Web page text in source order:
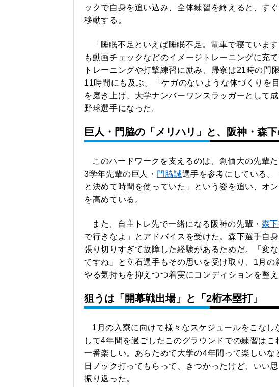
ックで自身を追い込み、全体練習を終えると、す
移動する。
「睡眠不足といえば睡眠不足。電車で寝ていま
も動画チェックなどのイメージトレーニングに充
トレーニングや打撃練習に励み、帰寮は21時の門
11時間にも及ぶ。「ケガのないような体づくりを
を磨き上げ、大学ナンバーワンスラッガーとして
野球選手になった。
巨人・門脇の「メリハリ」と、阪神・森下
このハードワークを支えるのは、創価大の先輩
3学年先輩の巨人・ 門脇誠選手を参考にしている。
と決めて時間を使っていた」という姿を追い、オ
を高めている。
また、自主トレ先で一緒になる阪神の先輩・ 森
で行きなよ」とアドバイスを受けた。森下選手自
張り切りすぎて故障した経験があるためだ。「変
ですね」と立石選手もその思いを受け取り、1月
やる気持ちを抑えつつ着実にコンディションを整え
狙うは「開幕戦出場」と「2桁本塁打」
1月の入寮に向けて様々なスケジュールをこなし
して4年間を過ごしたこのグラウンドでの練習は
一番楽しい。あらためて大学の4年間って楽しい
日ノック打ってもらって、きつかったけど、いい
振り返った。